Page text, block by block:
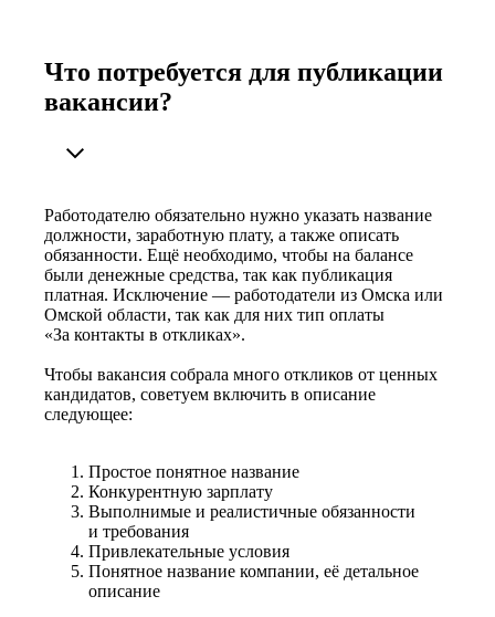
Что потребуется для публикации
вакансии?
Работодателю обязательно нужно указать название
должности, заработную плату, а также описать
обязанности. Ещё необходимо, чтобы на балансе
были денежные средства, так как публикация
платная. Исключение — работодатели из Омска или
Омской области, так как для них тип оплаты
«За контакты в откликах».
Чтобы вакансия собрала много откликов от ценных
кандидатов, советуем включить в описание
следующее:
Простое понятное название
Конкурентную зарплату
Выполнимые и реалистичные обязанности
и требования
Привлекательные условия
Понятное название компании, её детальное
описание